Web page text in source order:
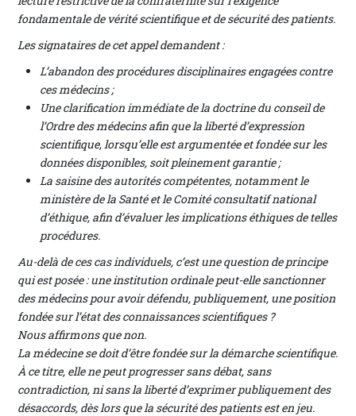
fondamentale de vérité scientifique et de sécurité des patients.
Les signataires de cet appel demandent :
L’abandon des procédures disciplinaires engagées contre
ces médecins ;
Une clarification immédiate de la doctrine du conseil de
l’Ordre des médecins afin que la liberté d’expression
scientifique, lorsqu’elle est argumentée et fondée sur les
données disponibles, soit pleinement garantie ;
La saisine des autorités compétentes, notamment le
ministère de la Santé et le Comité consultatif national
d’éthique, afin d’évaluer les implications éthiques de telles
procédures.
Au-delà de ces cas individuels, c’est une question de principe
qui est posée : une institution ordinale peut-elle sanctionner
des médecins pour avoir défendu, publiquement, une position
fondée sur l’état des connaissances scientifiques ?
Nous affirmons que non.
La médecine se doit d’être fondée sur la démarche scientifique.
À ce titre, elle ne peut progresser sans débat, sans
contradiction, ni sans la liberté d’exprimer publiquement des
désaccords, dès lors que la sécurité des patients est en jeu.